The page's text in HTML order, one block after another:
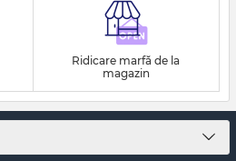
Ridicare marfă de la
magazin